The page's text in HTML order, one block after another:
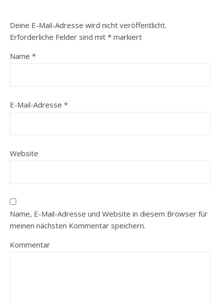
Deine E-Mail-Adresse wird nicht veröffentlicht.
Erforderliche Felder sind mit * markiert
Name *
E-Mail-Adresse *
Website
Name, E-Mail-Adresse und Website in diesem Browser für
meinen nächsten Kommentar speichern.
Kommentar